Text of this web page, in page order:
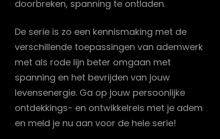
doorbreken, spanning te ontladen.
De serie is zo een kennismaking met de
verschillende toepassingen van ademwerk
met als rode lijn beter omgaan met
spanning en het bevrijden van jouw
levensenergie. Ga op jouw persoonlijke
ontdekkings- en ontwikkelreis met je adem
en meld je nu aan voor de hele serie!